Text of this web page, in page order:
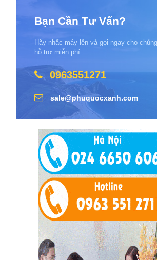
Bạn Cần Tư Vấn?
Hãy nhấc máy lên và gọi ngay cho
hỗ trợ miễn phí.
0963551271
sale@phuquocxanh.com